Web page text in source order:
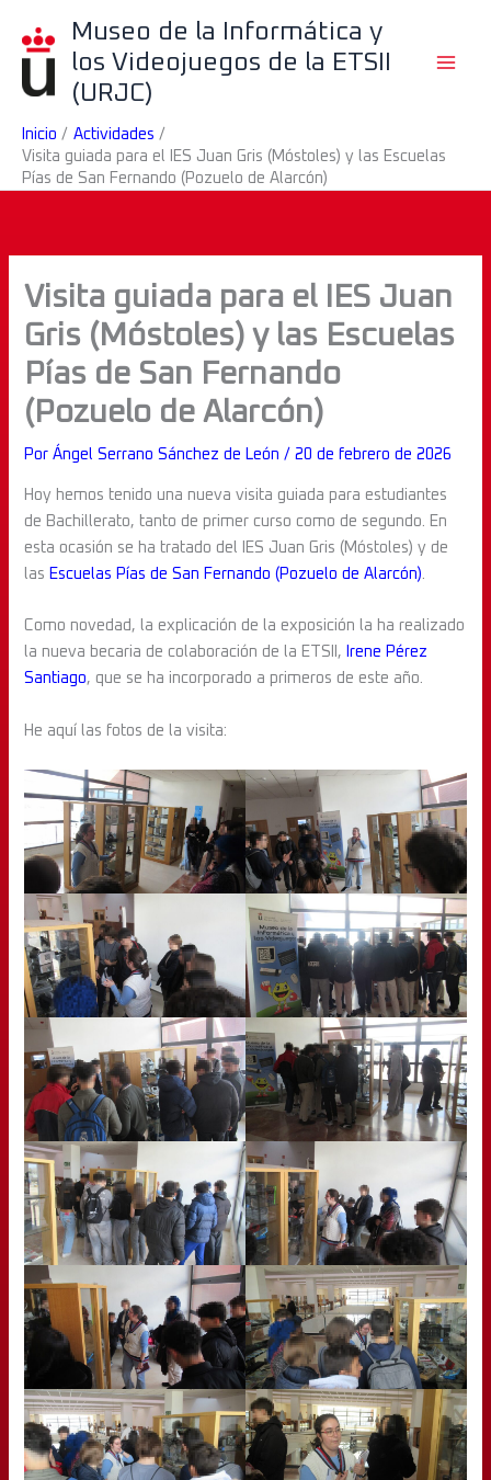
contenido
Museo de la Informática y
los Videojuegos de la ETSII
(URJC)
Inicio
Actividades
Visita guiada para el IES Juan Gris (Móstoles) y las Escuelas
Pías de San Fernando (Pozuelo de Alarcón)
Visita guiada para el IES Juan
Gris (Móstoles) y las Escuelas
Pías de San Fernando
(Pozuelo de Alarcón)
PorÁngel Serrano Sánchez de León/20 de febrero de 2026
Hoy hemos tenido una nueva visita guiada para estudiantes
de Bachillerato, tanto de primer curso como de segundo. En
esta ocasión se ha tratado del IES Juan Gris (Móstoles) y de
las Escuelas Pías de San Fernando (Pozuelo de Alarcón)
Como novedad, la explicación de la exposición la ha realizado
la nueva becaria de colaboración de la ETSII, Irene Pérez
Santiago, que se ha incorporado a primeros de este año.
He aquí las fotos de la visita:
u
a
r